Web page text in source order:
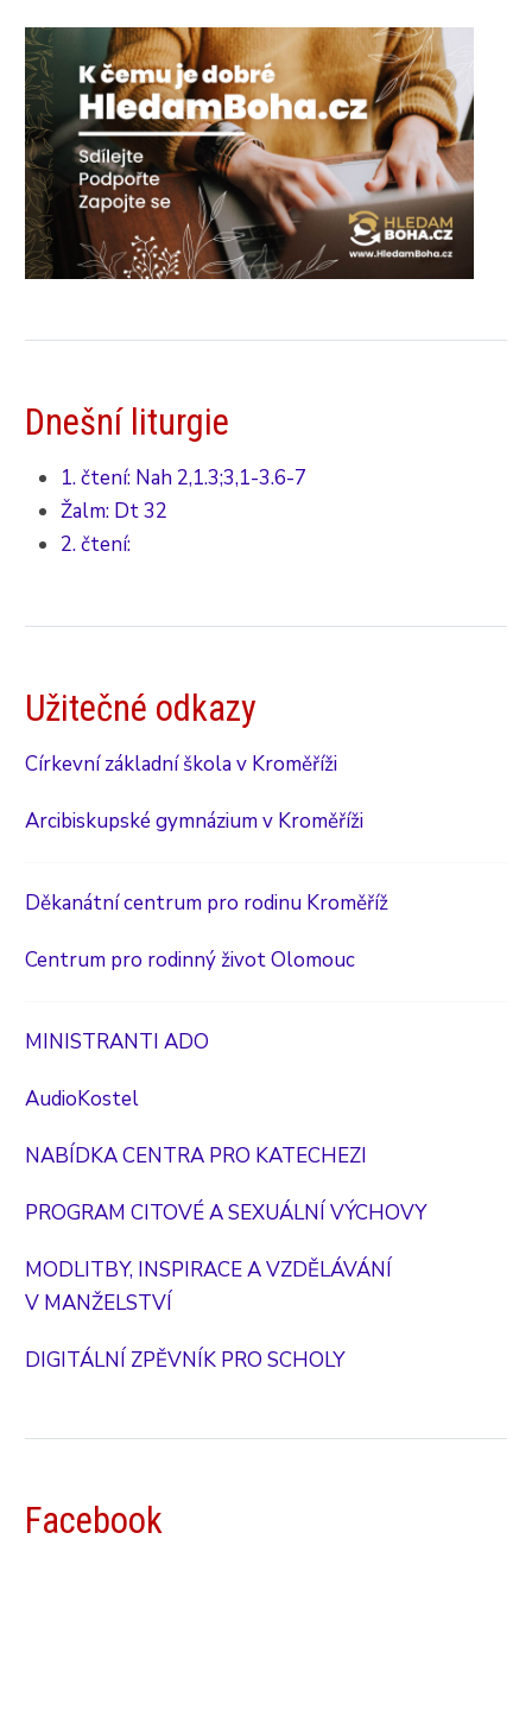
Dnešní liturgie
1. čtení: Nah 2,1.3;3,1-3.6-7
Žalm: Dt 32
2. čtení:
Užitečné odkazy
Církevní základní škola v Kroměříži
Arcibiskupské gymnázium v Kroměříži
Děkanátní centrum pro rodinu Kroměříž
Centrum pro rodinný život Olomouc
MINISTRANTI ADO
AudioKostel
NABÍDKA CENTRA PRO KATECHEZI
PROGRAM CITOVÉ A SEXUÁLNÍ VÝCHOVY
MODLITBY, INSPIRACE A VZDĚLÁVÁNÍ
V MANŽELSTVÍ
DIGITÁLNÍ ZPĚVNÍK PRO SCHOLY
Facebook